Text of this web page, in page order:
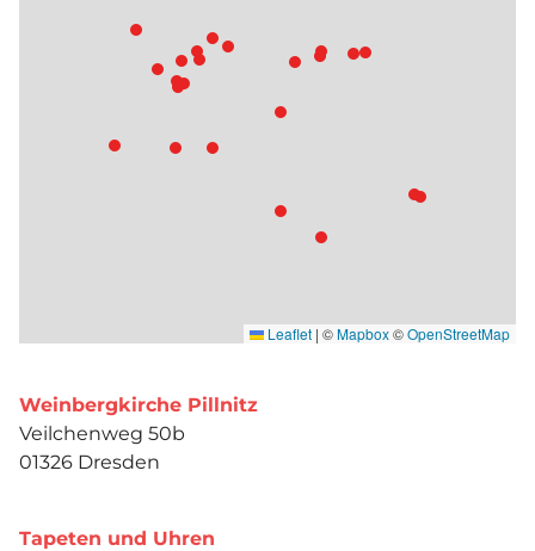
Leaflet | ©Mapbox©OpenStreetMap
Weinbergkirche Pillnitz
Veilchenweg 50b
01326 Dresden
Tapeten und Uhren